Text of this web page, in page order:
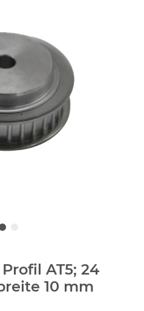
AT5; 24
10 mm